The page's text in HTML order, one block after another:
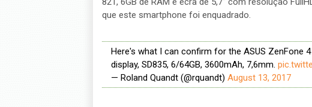
que este smartphone foi enquadrado.
Here's what I can confirm for the ASUS ZenFone
display, SD835, 6/64GB, 3600mAh, 7,6mm.
— Roland Quandt (@rquandt) August 13, 2017